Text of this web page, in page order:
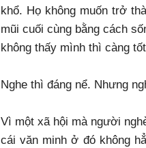
khổ. Họ không muốn trở
mũi cuối cùng bằng cách
không thấy mình thì càng
Nghe thì đáng nể. Nhưng
Vì một xã hội mà người
cái văn minh ở đó không